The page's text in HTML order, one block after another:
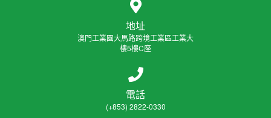
地址
澳門工業園大馬路跨境工業區工業大
樓5樓C座
電話
(+853) 2822-0330